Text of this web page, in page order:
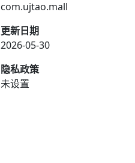
com.ujtao.mall
更新日期
2026-05-30
隐私政策
未设置